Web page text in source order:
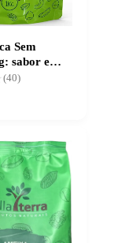
Sem
sabor e
(40)